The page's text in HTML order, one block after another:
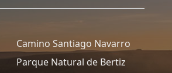
Camino Santiago Navarro
Parque Natural de Bertiz